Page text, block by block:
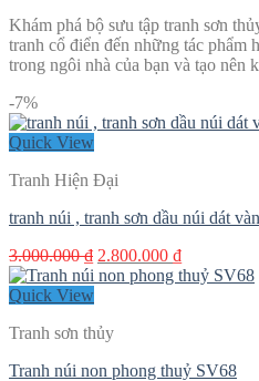
Khám phá bộ sưu tập tranh sơn
tranh cổ điển đến những tác phẩm
trong ngôi nhà của bạn và tạo nên
-7%
Quick View
Tranh Hiện Đại
tranh núi , tranh sơn dầu núi dát
3.000.000₫ Giá
gốc
2.800.000 ₫Giá
hiện
Quick View
Tranh sơn thủy
Tranh núi non phong thuỷ SV68